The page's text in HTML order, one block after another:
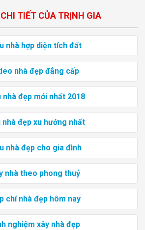
TIẾT CỦA TRỊNH GIA
nhà hợp diện tích đất
nhà đẹp đẳng cấp
nhà đẹp mới nhất 2018
nhà đẹp xu hướng nhất
nhà đẹp cho gia đình
nhà theo phong thuỷ
chí nhà đẹp hôm nay
nghiệm xây nhà đẹp